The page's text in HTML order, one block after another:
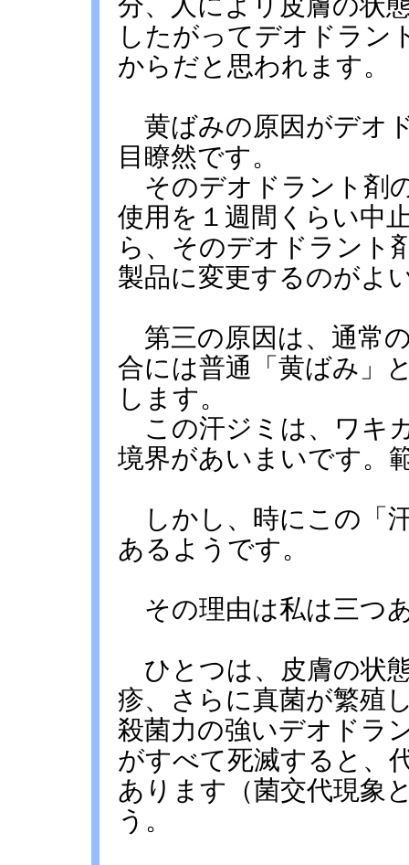
したがってデオドラン
からだと思われます。
黄ばみの原因がデオ
目瞭然です。
そのデオドラント剤
使用を１週間くらい中
ら、そのデオドラント
製品に変更するのがよ
第三の原因は、通常
合には普通「黄ばみ」
します。
この汗ジミは、ワキ
境界があいまいです。
しかし、時にこの「
あるようです。
その理由は私は三つ
ひとつは、皮膚の状
疹、さらに真菌が繁殖
殺菌力の強いデオドラ
がすべて死滅すると、
あります（菌交代現象
う。